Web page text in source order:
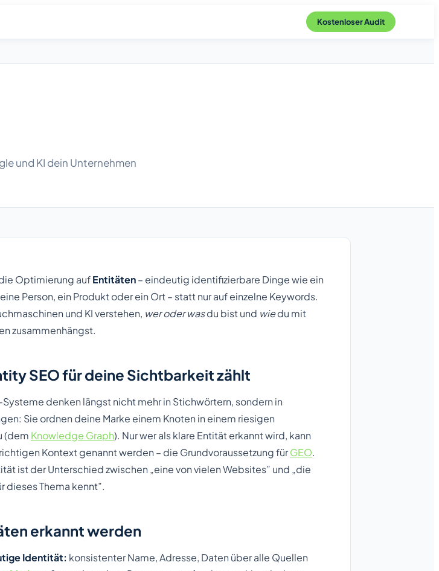
Kostenloser Audit
und KI dein Unternehmen
Optimierung aufEntitäten– eindeutig identifizierbare Dinge wie ein
Person, ein Produkt oder ein Ort – statt nur auf einzelne Keywords.
und KI verstehen, wer oder wasdu bist und wiedu mit
zusammenhängst.
SEO für deine Sichtbarkeit zählt
denken längst nicht mehr in Stichwörtern, sondern in
Sie ordnen deine Marke einem Knoten in einem riesigen
(dem Knowledge Graph). Nur wer als klare Entität erkannt wird, kann
Kontext genannt werden – die Grundvoraussetzung fürGEO.
ist der Unterschied zwischen „eine von vielen Websites” und „die
dieses Thema kennt”.
erkannt werden
Identität: konsistenter Name, Adresse, Daten über alle Quellen